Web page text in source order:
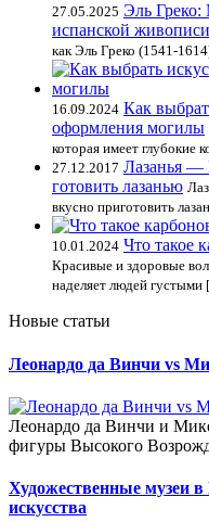
27.05.2025 Эль Греко:
испанской живописи
как Эль Греко (1541-
16.09.2024 Как
оформления могилы
которая имеет глубокие
27.12.2017 Лазанья —
готовить лазанью
вкусно приготовить
10.01.2024 Что такое
Красивые и здоровые
наделяет людей
Новые статьи
Леонардо да Винчи vs
Леонардо да Винчи и
фигуры Высокого
Художественные музеи
искусства